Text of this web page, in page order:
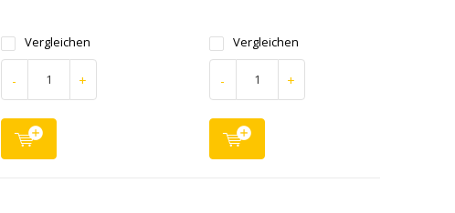
Vergleichen
- +
Vergleichen
- +